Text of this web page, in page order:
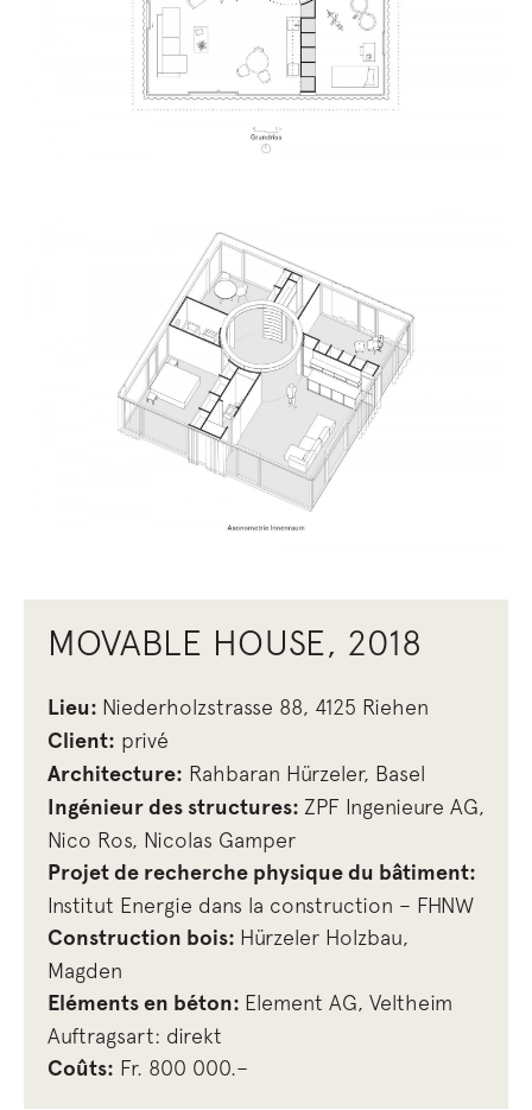
MOVABLE HOUSE, 2018
Lieu: Niederholzstrasse 88, 4125 Riehen
Client: privé
Architecture: Rahbaran Hürzeler, Basel
Ingénieur des structures: ZPF Ingenieure AG,
Nico Ros, Nicolas Gamper
Projet de recherche physique du bâtiment:
Institut Energie dans la construction – FHNW
Construction bois: Hürzeler Holzbau,
Magden
Eléments en béton: Element AG, Veltheim
Auftragsart: direkt
Coûts: Fr. 800 000.–